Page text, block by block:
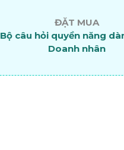
ĐẶT MUA
Bộ câu hỏi quyền năng
Doanh nhân